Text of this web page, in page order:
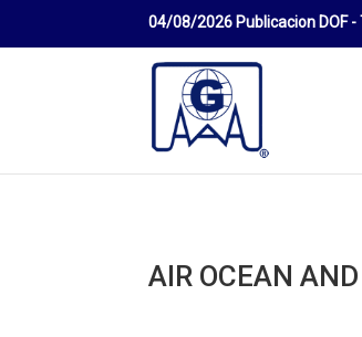
AIR OCEAN